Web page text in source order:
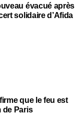
évacué après
solidaire d’Afida
que le feu est
de Paris